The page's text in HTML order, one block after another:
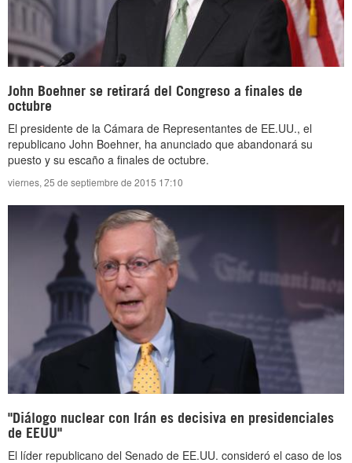
John Boehner se retirará del Congreso a finales de
octubre
El presidente de la Cámara de Representantes de EE.UU., el
republicano John Boehner, ha anunciado que abandonará su
puesto y su escaño a finales de octubre.
viernes, 25 de septiembre de 2015 17:10
"Diálogo nuclear con Irán es decisiva en presidenciales
de EEUU"
El líder republicano del Senado de EE.UU. consideró el caso de los